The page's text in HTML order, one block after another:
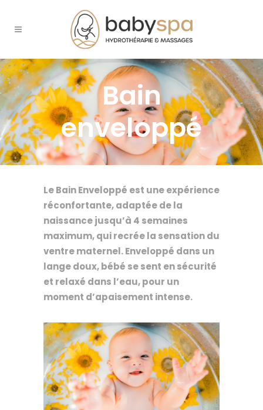
Bain
enveloppé
Le Bain Enveloppé est une expérience
réconfortante, adaptée de la
naissance jusqu’à 4 semaines
maximum, qui recrée la sensation du
ventre maternel. Enveloppé dans un
lange doux, bébé se sent en sécurité
et relaxé dans l’eau, pour un
moment d’apaisement intense.